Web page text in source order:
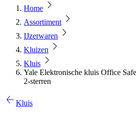
Home
Assortiment
IJzerwaren
Kluizen
Kluis
Yale Elektronische kluis Office
2-sterren
Kluis